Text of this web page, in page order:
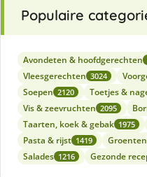
Populaire
Avondeten & hoofdgerechten
Vleesgerechten 3024
Soepen 2120 Toetjes &
Vis & zeevruchten 2095
Taarten, koek & gebak 1975
Pasta & rijst 1419 Groenten
Salades 1216 Gezonde